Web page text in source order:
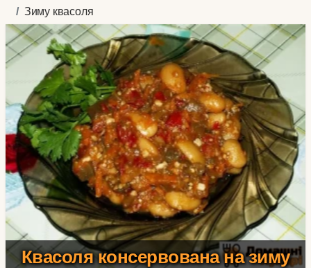
Зиму квасоля
Квасоля консервована на зиму